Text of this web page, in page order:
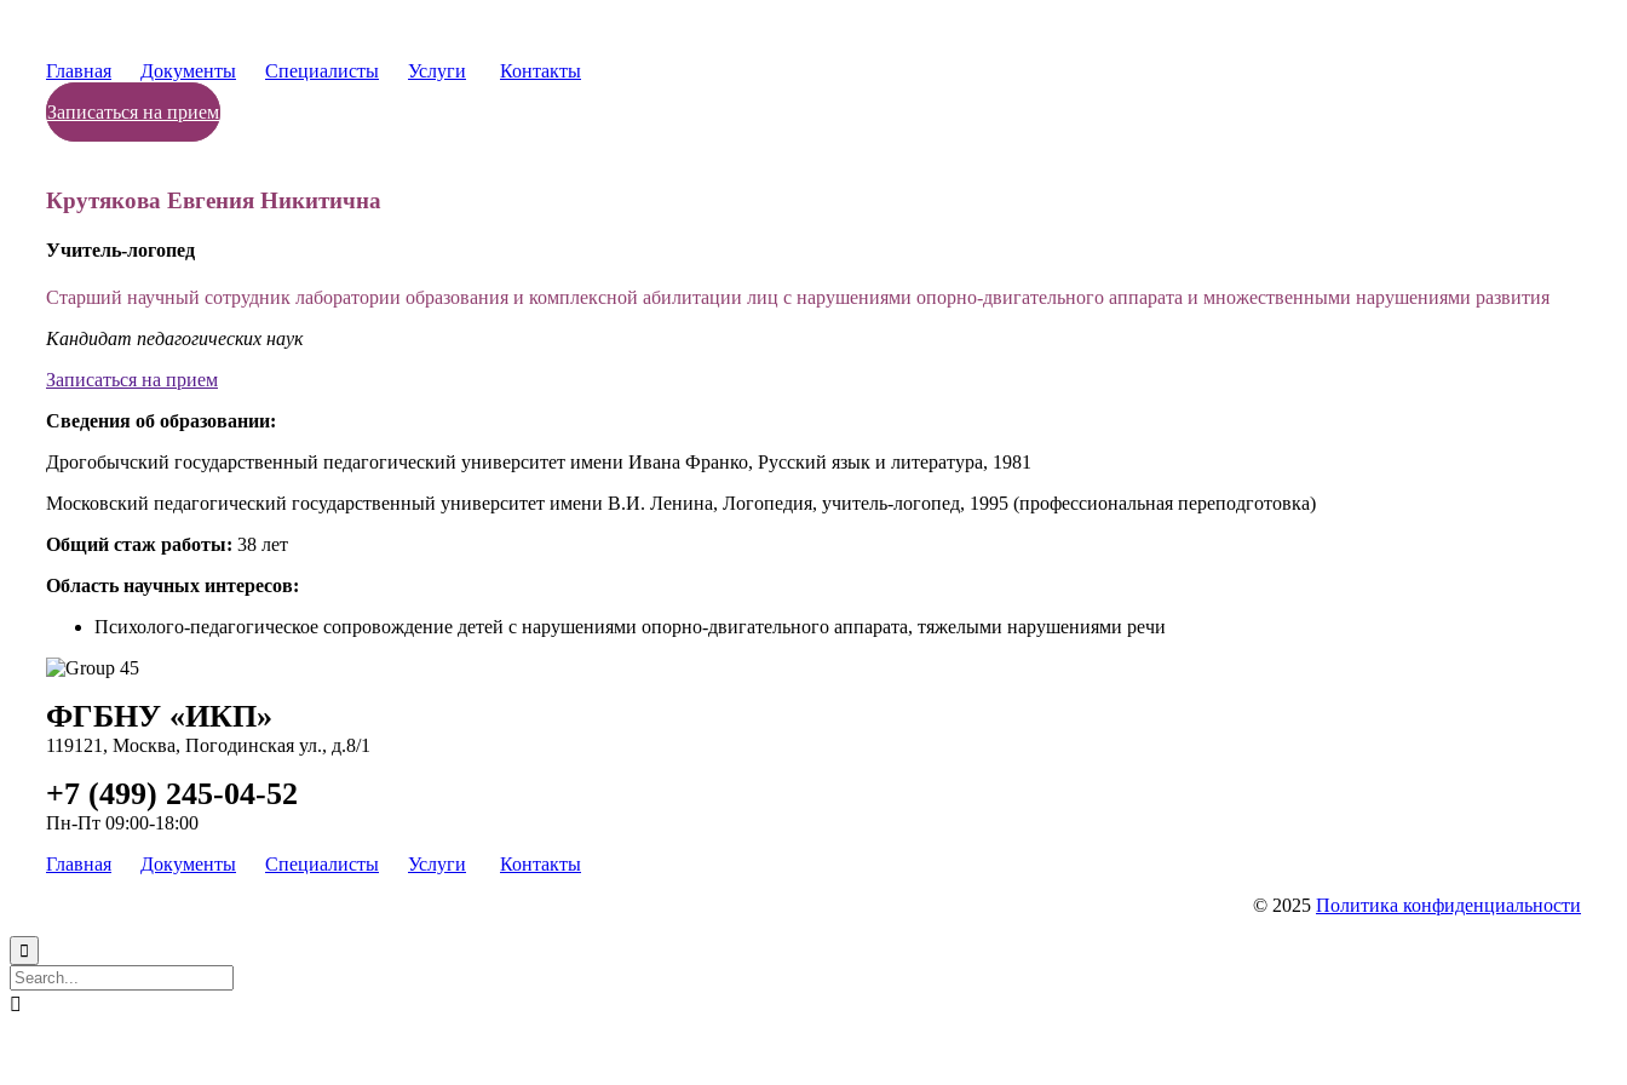
Главная Документы Специалисты Услуги
Контакты
Записаться на прием
Крутякова Евгения Никитична
Учитель-логопед
Старший научный сотрудник лаборатории образования и комплексной абилитации лиц с нарушениями опорно-двигательного аппарата и множественными нарушениями развития
Кандидат педагогических наук
Записаться на прием
Сведения об образовании:
Дрогобычский государственный педагогический университет имени Ивана Франко, Русский язык и литература, 1981
Московский педагогический государственный университет имени В.И. Ленина, Логопедия, учитель-логопед, 1995 (профессиональная переподготовка)
Общий стаж работы: 38 лет
Область научных интересов:
Психолого-педагогическое сопровождение детей с нарушениями опорно-двигательного аппарата, тяжелыми нарушениями речи
ФГБНУ «ИКП»
119121, Москва, Погодинская ул., д.8/1
+7 (499) 245-04-52
Пн-Пт 09:00-18:00
Главная
Документы Специалисты Услуги
Контакты
© 2025 Политика конфиденциальности

